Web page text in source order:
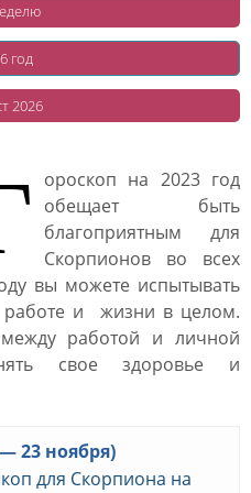
год
2026
ороскоп на 2023 год
обещает быть
благоприятным для
Скорпионов во всех
вы можете испытывать
работе и жизни в целом.
работой и личной
свое здоровье и
23 ноября)
для Скорпиона на